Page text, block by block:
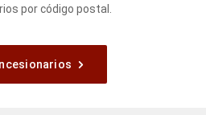
por código postal.